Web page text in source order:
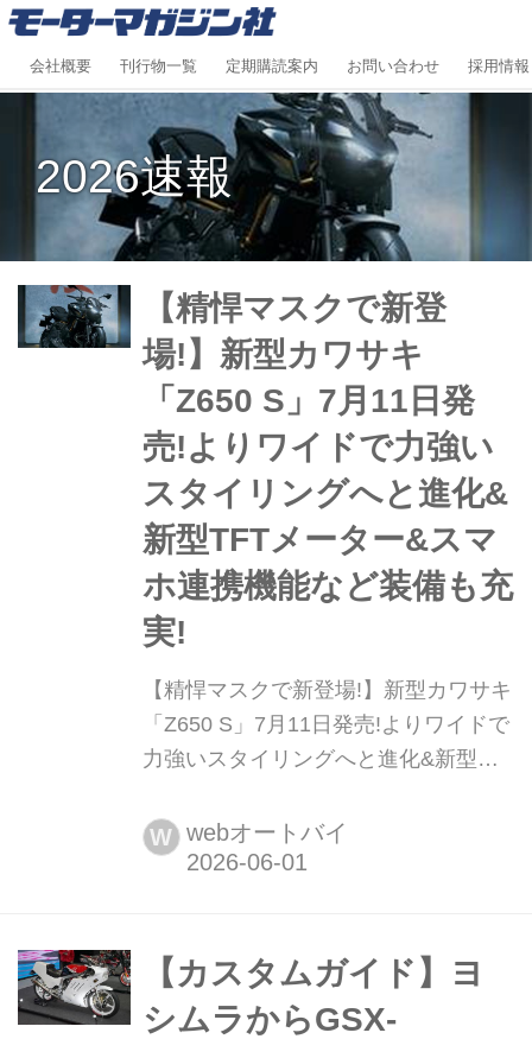
会社概要 刊行物一覧 定期購読案内 お問い合わせ 採用情報
2026速報
【精悍マスクで新登
場!】新型カワサキ
「Z650 S」7月11日発
売!よりワイドで力強い
スタイリングへと進化&
新型TFTメーター&スマ
ホ連携機能など装備も充
実!
【精悍マスクで新登場!】新型カワサキ
「Z650 S」7月11日発売!よりワイドで
力強いスタイリングへと進化&新型
備も充実! 2026年6月1日、カワサキモ
ータースジャパンはミドルクラスのネ
発売予定だ。▶▶▶カワサキ
「Z650S」の写真はこちら
W webオートバイ
【カスタムガイド】ヨ
シムラからGSX-